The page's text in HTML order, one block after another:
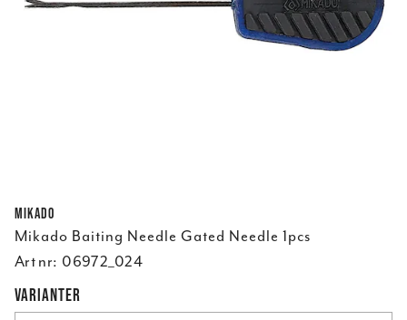
Mikado
Mikado Baiting Needle Gated Needle 1pcs
Art nr: 06972_024
VARIANTER